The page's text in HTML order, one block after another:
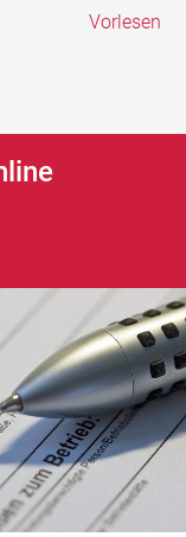
Vorlesen